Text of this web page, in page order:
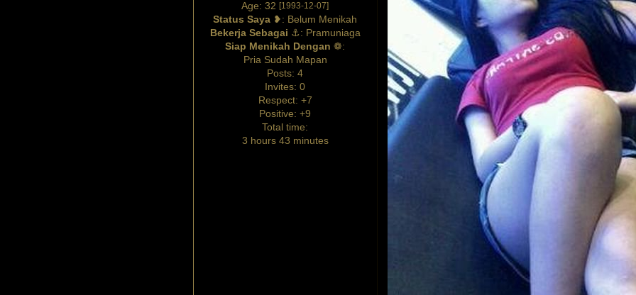
Age: 32 [1993-12-07]
Status Saya ❥: Belum Menikah
Bekerja Sebagai ⚓: Pramuniaga
Siap Menikah Dengan ❁:
Pria Sudah Mapan
Posts: 4
Invites: 0
Respect: +7
Positive: +9
Total time:
3 hours 43 minutes